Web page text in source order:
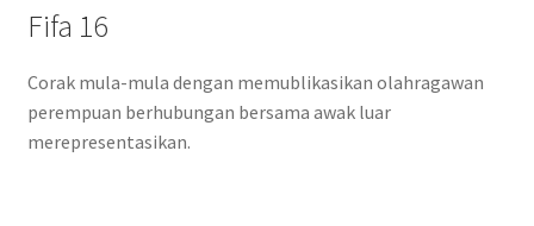
Fifa 16
Corak mula-mula dengan memublikasikan olahragawan
perempuan berhubungan bersama awak luar
merepresentasikan.